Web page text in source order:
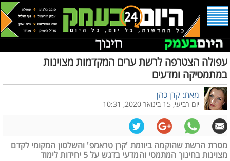
עפולה הצטרפה לרשת ערים המקדמות מצוינות
במתמטיקה ומדעים
מאת: קרן כהן
יום רביעי, 15 בינואר 2020, 10:31
מטרת הרשת שהוקמה ביוזמת 'קרן טראמפ' והשלטון המקומי לקדם
מצוינות בחינוך המתמטי והמדעי בדגש על 5 יחידות לימוד